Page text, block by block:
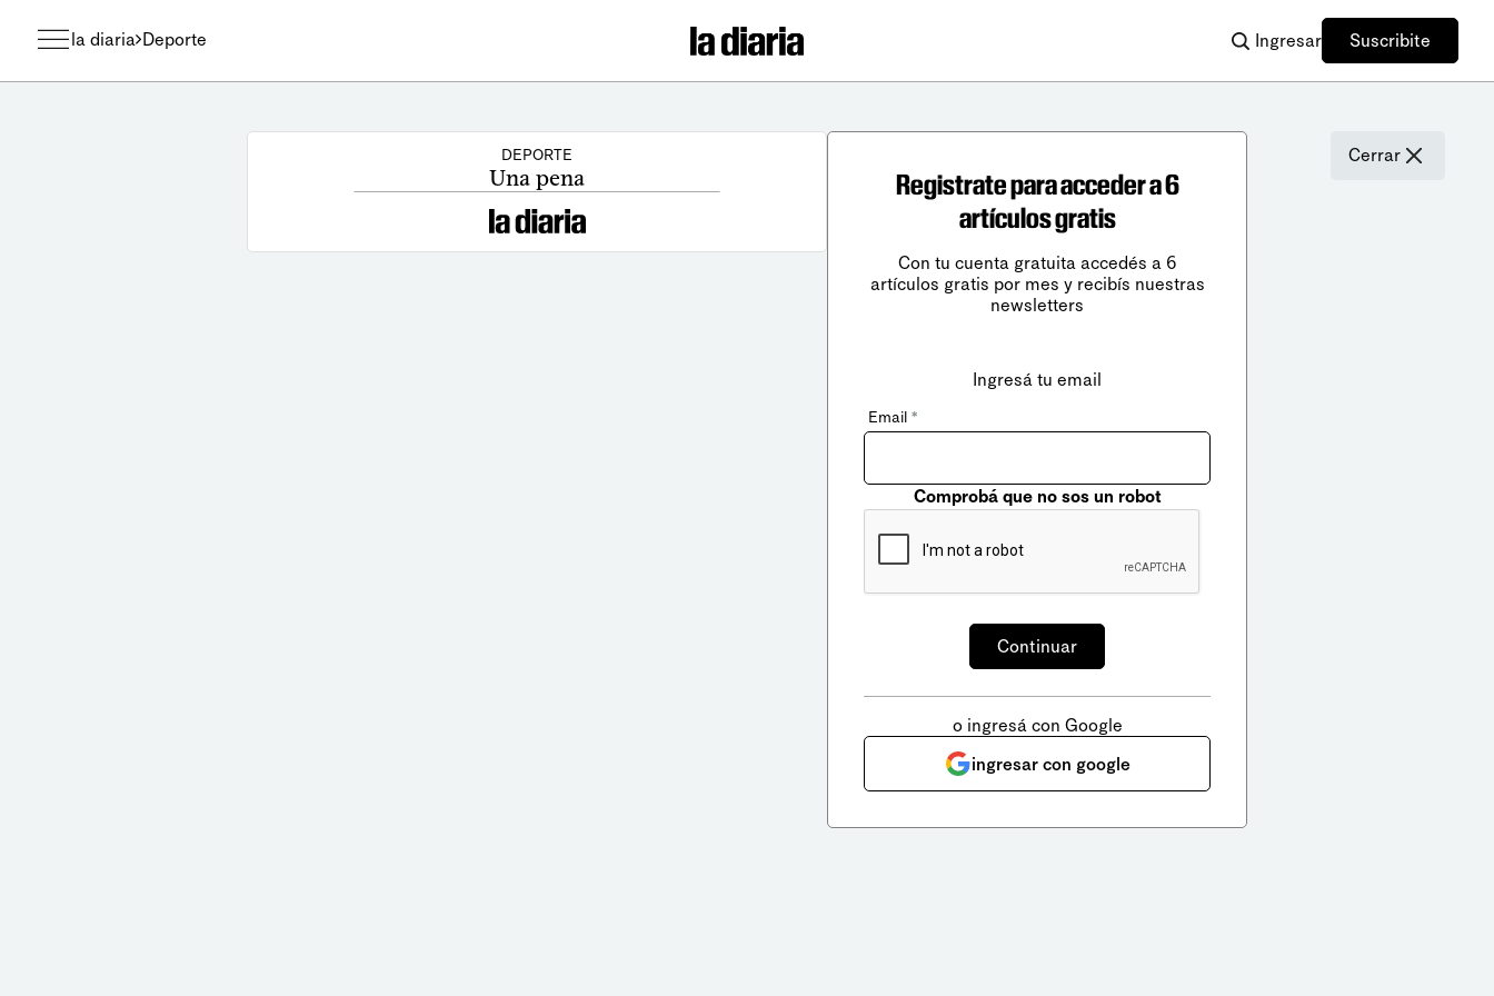
la diaria Deporte Ingresar Suscribite
DEPORTE
Una pena
Cerrar
Registrate para acceder a 6
artículos gratis
Con tu cuenta gratuita accedés a 6
artículos gratis por mes y recibís nuestras
newsletters
Ingresá tu email
Email *
Comprobá que no sos un robot
o ingresá con Google
ingresar con google